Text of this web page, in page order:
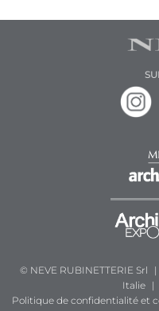
© NEVE RUBINETTERIE Srl |
Italie |
Politique de confidentialité et